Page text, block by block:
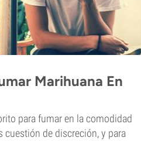
Marihuana En
para fumar en la comodidad
cuestión de discreción, y para